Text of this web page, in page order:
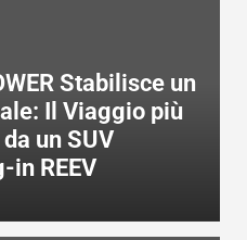
Stabilisce un
Il Viaggio più
un SUV
in REEV